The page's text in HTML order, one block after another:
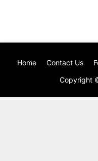
Copyright
Home Contact Us